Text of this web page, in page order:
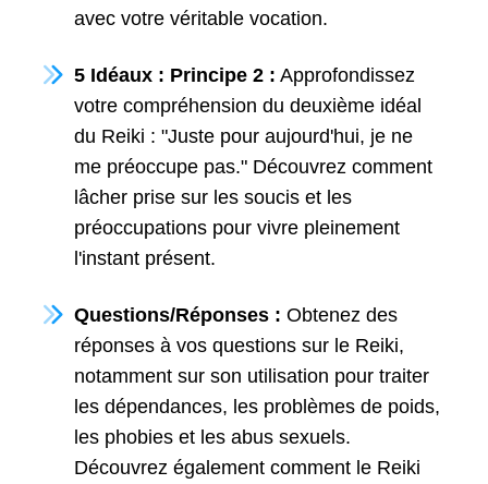
avec votre véritable vocation.
5 Idéaux : Principe 2 : Approfondissez
votre compréhension du deuxième idéal
du Reiki : "Juste pour aujourd'hui, je ne
me préoccupe pas." Découvrez comment
lâcher prise sur les soucis et les
préoccupations pour vivre pleinement
l'instant présent.
Questions/Réponses : Obtenez des
réponses à vos questions sur le Reiki,
notamment sur son utilisation pour traiter
les dépendances, les problèmes de poids,
les phobies et les abus sexuels.
Découvrez également comment le Reiki